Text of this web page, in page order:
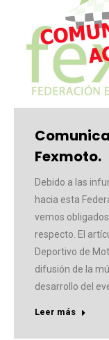
Fexmoto.
Debido a las
hacia esta
vemos
respecto. El
Deportivo de
difusión de la
desarrollo del
Leer más